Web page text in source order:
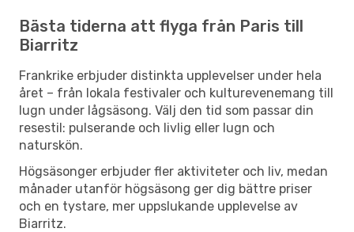
Bästa tiderna att flyga från Paris till
Biarritz
Frankrike erbjuder distinkta upplevelser under hela
året – från lokala festivaler och kulturevenemang till
lugn under lågsäsong. Välj den tid som passar din
resestil: pulserande och livlig eller lugn och
naturskön.
Högsäsonger erbjuder fler aktiviteter och liv, medan
månader utanför högsäsong ger dig bättre priser
och en tystare, mer uppslukande upplevelse av
Biarritz.